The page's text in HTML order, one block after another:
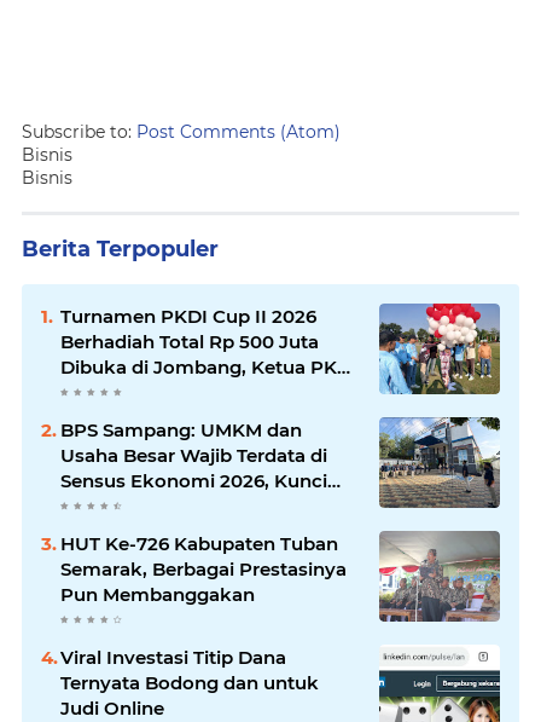
Subscribe to: Post Comments (Atom)
Bisnis
Bisnis
Berita Terpopuler
Turnamen PKDI Cup II 2026
Berhadiah Total Rp 500 Juta
Dibuka di Jombang, Ketua PKDI
Jatim Syaifullah Mahdi: Ajang
Komunikasi Antar-Kades untuk
Memajukan Desa
BPS Sampang: UMKM dan
Usaha Besar Wajib Terdata di
Sensus Ekonomi 2026, Kunci
Kebijakan Tepat Sasaran
HUT Ke-726 Kabupaten Tuban
Semarak, Berbagai Prestasinya
Pun Membanggakan
Viral Investasi Titip Dana
Ternyata Bodong dan untuk
Judi Online